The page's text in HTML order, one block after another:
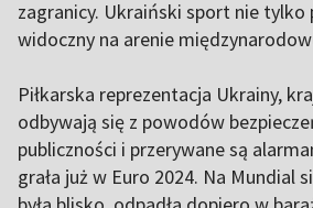
zagranicy. Ukraiński sport nie tylko
widoczny na arenie
Piłkarska reprezentacja Ukrainy,
odbywają się z powodów
publiczności i przerywane są
grała już w Euro 2024. Na Mundial